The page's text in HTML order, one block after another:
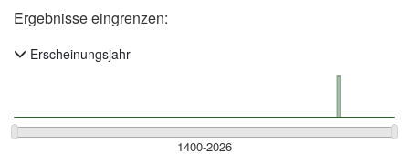
Ergebnisse eingrenzen:
Erscheinungsjahr